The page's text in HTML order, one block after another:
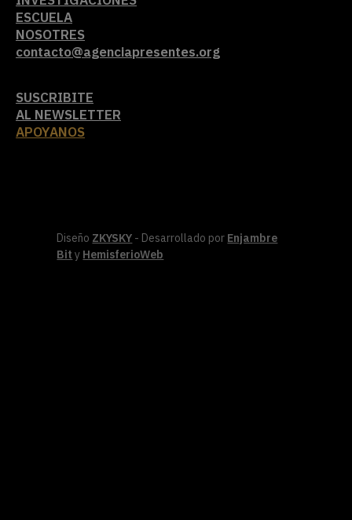
ESCUELA
NOSOTRES
contacto@agenciapresentes.org
SUSCRIBITE
AL NEWSLETTER
APOYANOS
Diseño ZKYSKY - Desarrollado por Enjambre
Bit y HemisferioWeb